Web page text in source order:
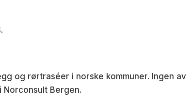
og rørtraséer i norske kommuner. Ingen av
Norconsult Bergen.